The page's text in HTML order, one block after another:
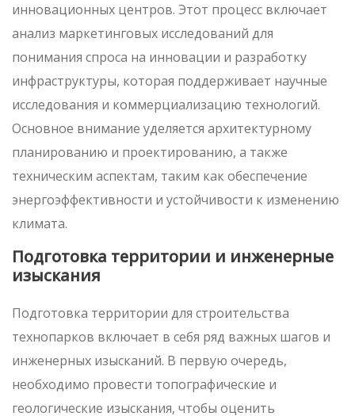
инновационных центров. Этот процесс включает
анализ маркетинговых исследований для
понимания спроса на инновации и разработку
инфраструктуры, которая поддерживает научные
исследования и коммерциализацию технологий.
Основное внимание уделяется архитектурному
планированию и проектированию, а также
техническим аспектам, таким как обеспечение
энергоэффективности и устойчивости к изменению
климата.
Подготовка территории и инженерные
изыскания
Подготовка территории для строительства
технопарков включает в себя ряд важных шагов и
инженерных изысканий. В первую очередь,
необходимо провести топографические и
геологические изыскания, чтобы оценить